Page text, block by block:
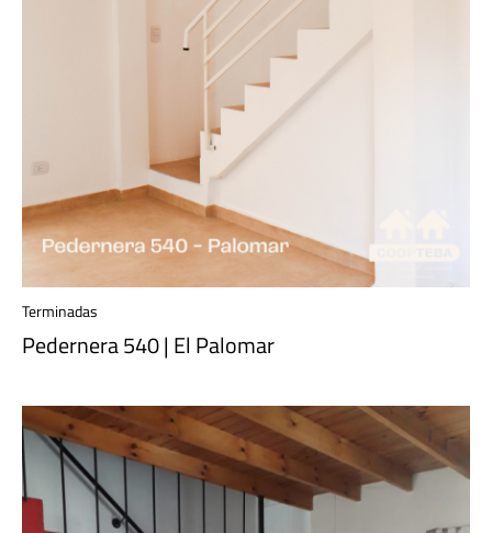
Terminadas
Pedernera 540 | El Palomar